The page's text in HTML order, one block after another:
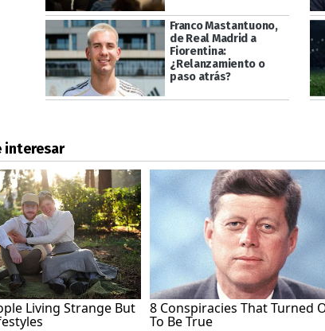
Franco Mastantuono,
de Real Madrid a
Fiorentina:
¿Relanzamiento o
paso atrás?